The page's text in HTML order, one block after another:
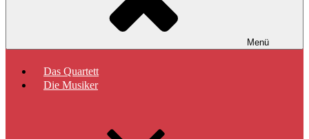
Menü
Das Quartett
Die Musiker